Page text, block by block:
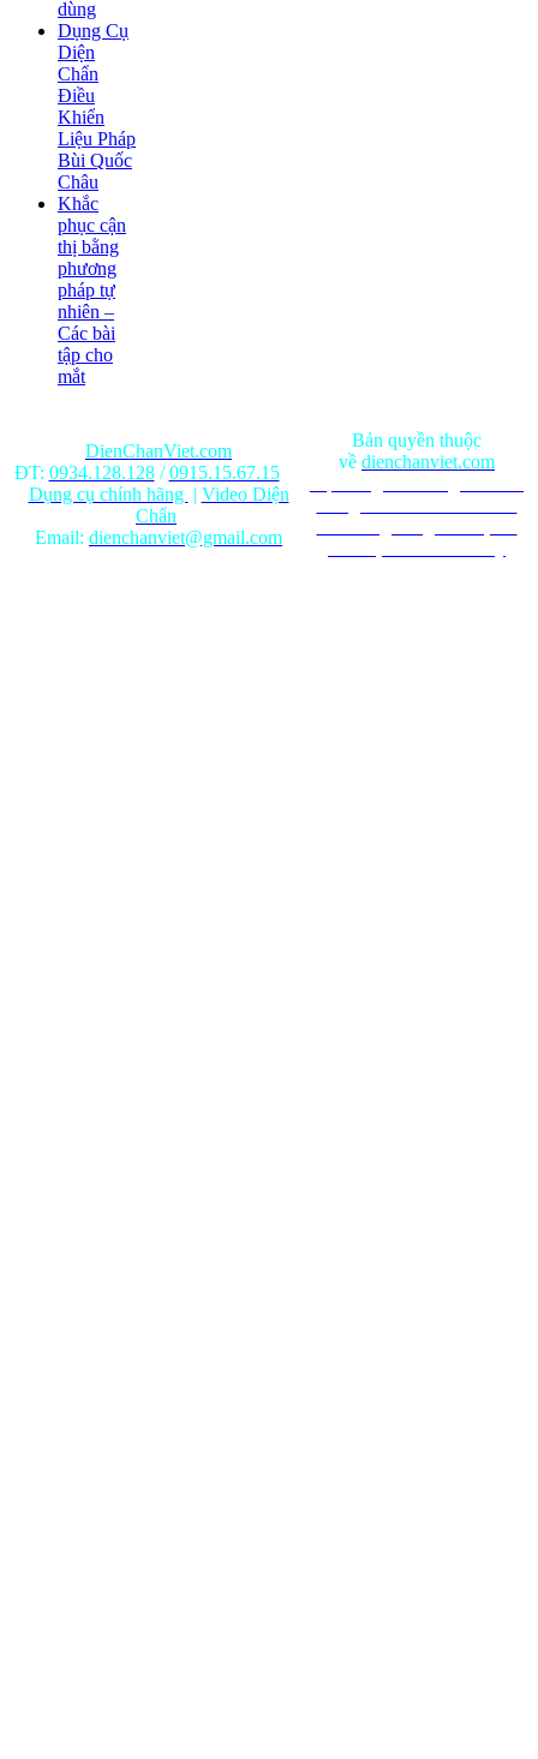
dùng
Dụng Cụ
Diện
Chẩn
Điều
Khiển
Liệu Pháp
Bùi Quốc
Châu
Khắc
phục cận
thị bằng
phương
pháp tự
nhiên –
Các bài
tập cho
mắt
DienChanViet.com
ĐT: 0934.128.128/0915.15.67.15
Dụng cụ chính hãng | Video Diện
Chẩn
Email: dienchanviet@gmail.com
Bản quyền thuộc
về dienchanviet.com